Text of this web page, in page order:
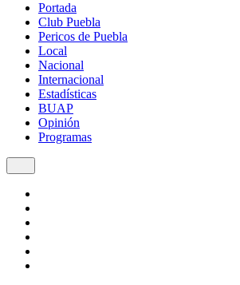
Portada
Club Puebla
Pericos de Puebla
Local
Nacional
Internacional
Estadísticas
BUAP
Opinión
Programas